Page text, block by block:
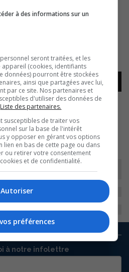
wav-chronique-
00:00
vins-wav.
à notre infolettre
à des informations sur un
seront traitées, et les
(cookies, identifiants
données) pourront être stockées
ainsi que partagées avec lui,
par ce site. Nos partenaires et
d'utiliser des données de
Liste des partenaires.
susceptibles de traiter vos
sur la base de l'intérêt
y opposer en gérant vos options
lien en bas de cette page ou dans
ou retirer votre consentement
et de confidentialité.
Autoriser
préférences